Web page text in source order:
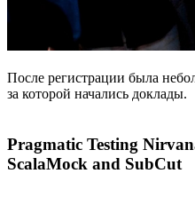
После регистрации была
за которой начались доклады.
Pragmatic Testing
ScalaMock and SubCut